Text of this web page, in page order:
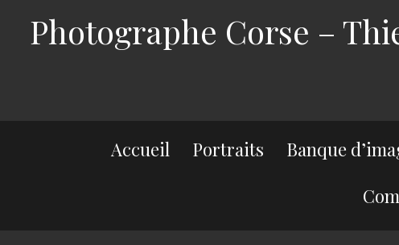
Photographe Corse –
Accueil Portraits Banque